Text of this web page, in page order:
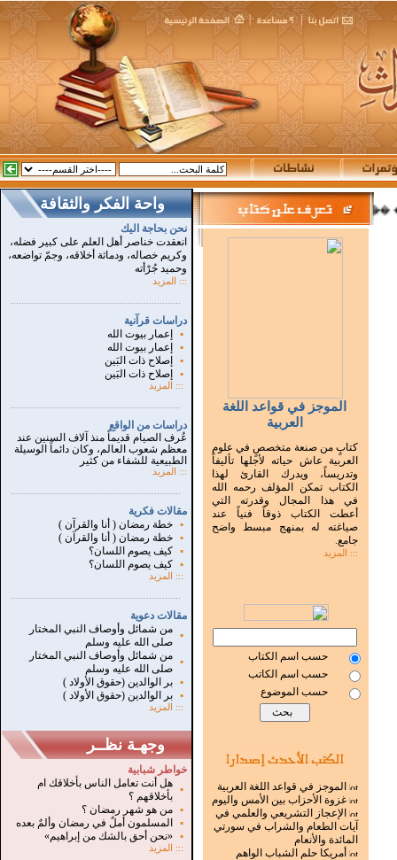
واحة الفكر والثقافة
نحن بحاجة اليك
انعقدت خناصر أهل العلم على كبير فضله،
وكريم خصاله، ودماثة أخلاقه، وجمّ تواضعه،
وحميد جُرْأته
::: المزيد
دراسات قرآنية
▪
إعمار بيوت الله
▪
إعمار بيوت الله
▪
إصلاح ذات البَين
▪
إصلاح ذات البَين
:::
المزيد
دراسات من الواقع
عُرف الصيام قديماً منذ آلاف السنين عند
معظم شعوب العالم، وكان دائماً الوسيلة
الطبيعية للشفاء من كثير
:::
المزيد
مقالات فكرية
▪
خطة رمضان ( أنا والقرآن )
▪
خطة رمضان ( أنا والقرآن )
▪
كيف يصوم اللسان؟
▪
كيف يصوم اللسان؟
:::
المزيد
مقالات دعوية
▪
من شمائل وأوصاف النبي المختار
صلى الله عليه وسلم
▪
من شمائل وأوصاف النبي المختار
صلى الله عليه وسلم
▪
بر الوالدين (حقوق الأولاد )
▪
بر الوالدين (حقوق الأولاد )
::: المزيد
وجهـة نظــر
خواطر شبابية
▪
هل أنت تعامل الناس بأخلاقك ام
بأخلاقهم ؟
▪
من هو شهر رمضان ؟
▪
المسلمون أملٌ في رمضان وألمٌ بعده
▪
«نحن أحق بالشك من إبراهيم»
:::
المزيد
::������
الموجز في قواعد اللغة
العربية
كتابٍ من صنعة متخصصٍ في علوم
العربية عاش حياته لأجلها تأليفاً
وتدريساً، ويدرك القارئ لهذا
الكتاب تمكن المؤلف رحمه الله
في هذا المجال وقدرته التي
أعطت الكتاب ذوقاً فنياً عند
صياغته له بمنهج مبسط واضح
جامع.
::: المزيد
حسب اسم الكتاب
حسب اسم الكاتب
حسب الموضوع
الموجز في قواعد اللغة العربية
غزوة الأحزاب بين الأمس واليوم
الإعجاز التشريعي والعلمي في
آيات الطعام والشراب في سورتي
المائدة والأنعام
أمريكا حلم الشباب الواهم